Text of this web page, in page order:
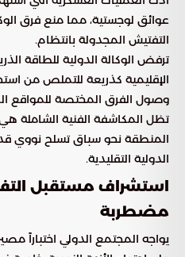
عوائق لوجستية، مما منع فرق
التفتيش المجدولة بانتظام.
ترفض الوكالة الدولية للطاقة
الإقليمية كذريعة للتملص من
وصول الفرق المختصة للمواقع
تظل المكاشفة الفنية الشاملة هي
المنطقة نحو سباق تسلح نووي قد
الدولية التقليدية.
استشراف مستقبل
مضطربة
يواجه المجتمع الدولي اختباراً